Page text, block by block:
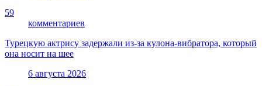
59
комментариев
Турецкую актрису задержали из-за кулона-вибратора, который
она носит на шее
6 августа 2026